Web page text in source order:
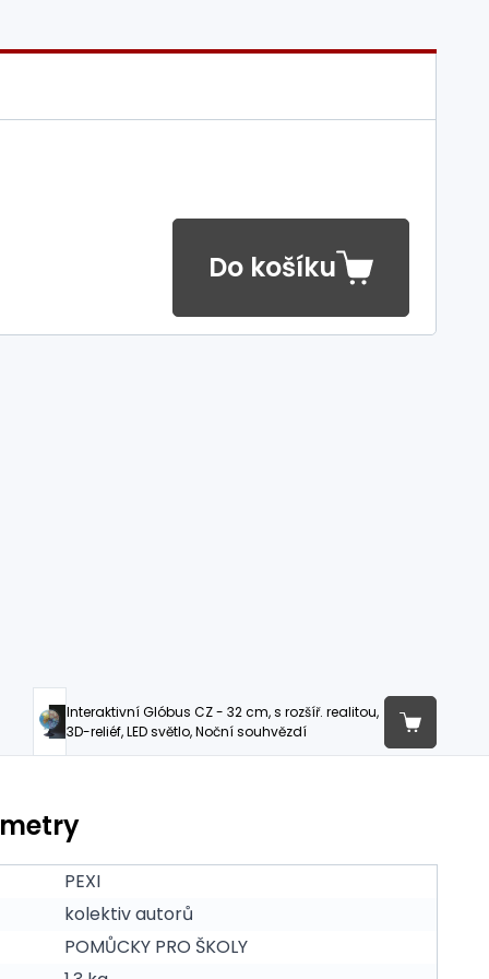
Do košíku
Interaktivní Glóbus CZ - 32 cm, s rozšíř. realitou,
3D-reliéf, LED světlo, Noční souhvězdí
PEXI
kolektiv autorů
POMŮCKY PRO ŠKOLY